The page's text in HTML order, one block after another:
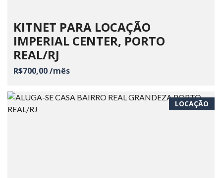
KITNET PARA LOCAÇÃO
IMPERIAL CENTER, PORTO
REAL/RJ
R$700,00 /mês
LOCAÇÃO